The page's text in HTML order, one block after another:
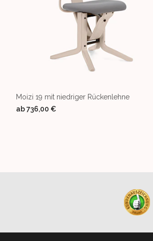
Moizi 19 mit niedriger Rückenlehne
ab736,00 €